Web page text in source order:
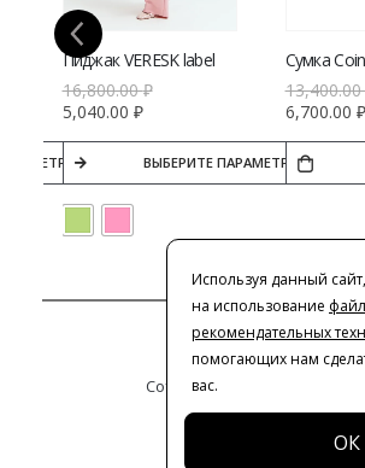
Пиджак VERESK label
16,800.00₽
5,040.00 ₽
ВЫБЕРИТЕ ПАРАМЕТРЫ
13,400.00
6,700.00 ₽
Контакты
Сотрудничество с
Используя данный
на использование
рекомендательных
помогающих нам
вас.